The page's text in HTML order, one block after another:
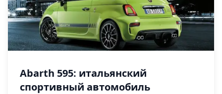
Abarth 595: итальянский
спортивный автомобиль